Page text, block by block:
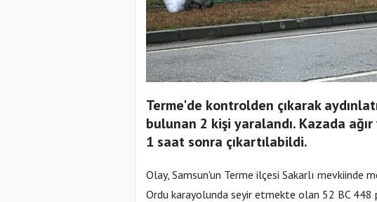
Terme'de kontrolden çıkarak
bulunan 2 kişi yaralandı. Kazada ağır
1 saat sonra çıkartılabildi.
Olay, Samsun'un Terme ilçesi Sakarlı mevkiinde
Ordu karayolunda seyir etmekte olan 52 BC 448